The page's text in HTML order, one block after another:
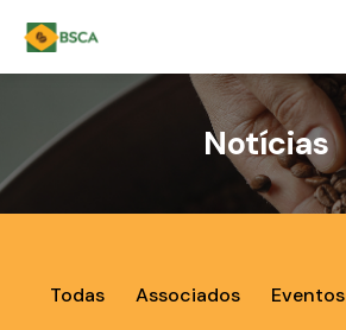
Notícias
Todas Associados Eventos